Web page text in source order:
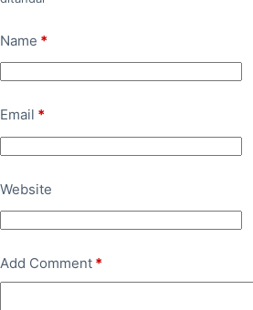
Name *
Email *
Website
Add Comment *